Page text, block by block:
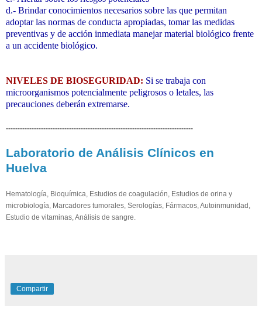
d.- Brindar conocimientos necesarios sobre las que permitan
adoptar las normas de conducta apropiadas, tomar las medidas
preventivas y de acción inmediata manejar material biológico frente
a un accidente biológico.
NIVELES DE BIOSEGURIDAD: Si se trabaja con
microorganismos potencialmente peligrosos o letales, las
precauciones deberán extremarse.
--------------------------------------------------------------------------------
Laboratorio de Análisis Clínicos en
Huelva
Hematología, Bioquímica, Estudios de coagulación, Estudios de orina y
microbiología, Marcadores tumorales, Serologías, Fármacos, Autoinmunidad,
Estudio de vitaminas, Análisis de sangre.
Compartir